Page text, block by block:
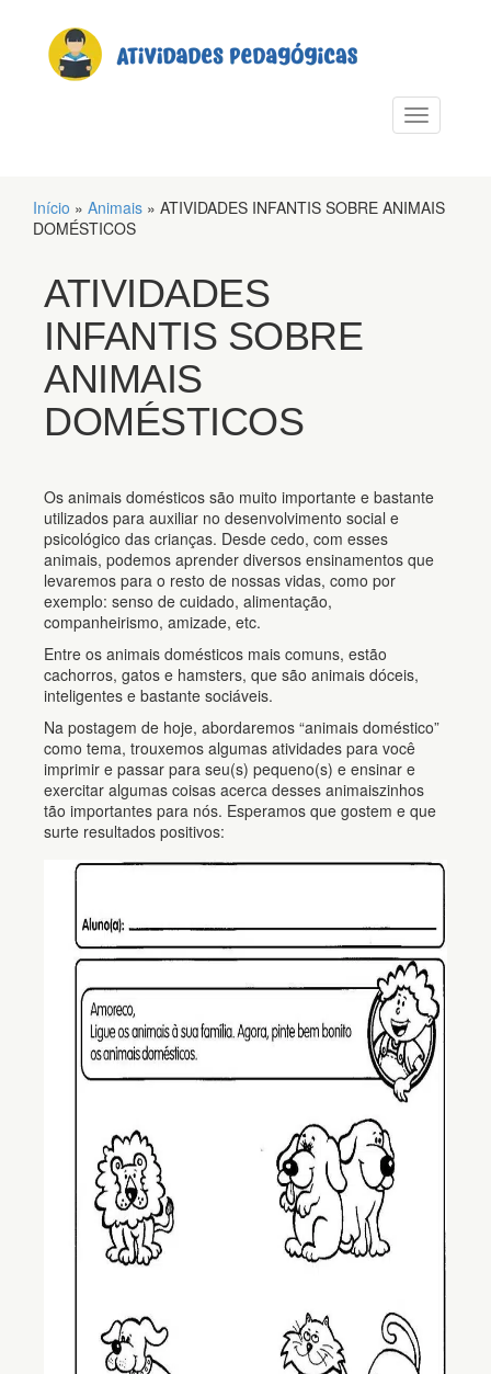
Alternar
Início » Animais » ATIVIDADES INFANTIS SOBRE ANIMAIS
DOMÉSTICOS
ATIVIDADES
INFANTIS SOBRE
ANIMAIS
DOMÉSTICOS
Os animais domésticos são muito importante e bastante
utilizados para auxiliar no desenvolvimento social e
psicológico das crianças. Desde cedo, com esses
animais, podemos aprender diversos ensinamentos que
levaremos para o resto de nossas vidas, como por
exemplo: senso de cuidado, alimentação,
companheirismo, amizade, etc.
Entre os animais domésticos mais comuns, estão
cachorros, gatos e hamsters, que são animais dóceis,
inteligentes e bastante sociáveis.
Na postagem de hoje, abordaremos “animais doméstico”
como tema, trouxemos algumas atividades para você
imprimir e passar para seu(s) pequeno(s) e ensinar e
exercitar algumas coisas acerca desses animaiszinhos
tão importantes para nós. Esperamos que gostem e que
surte resultados positivos: